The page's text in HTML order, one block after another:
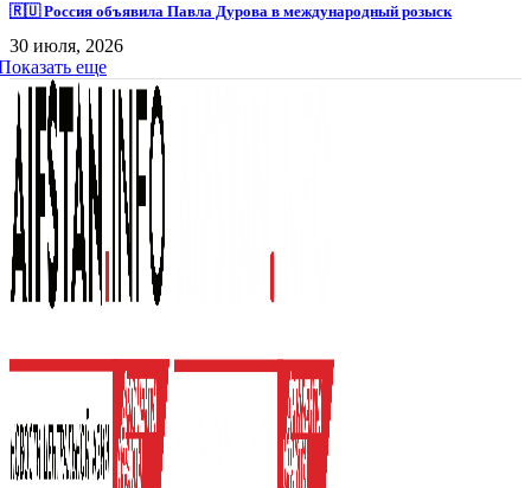
🇷🇺 Россия объявила Павла Дурова в международный розыск
30 июля, 2026
еще